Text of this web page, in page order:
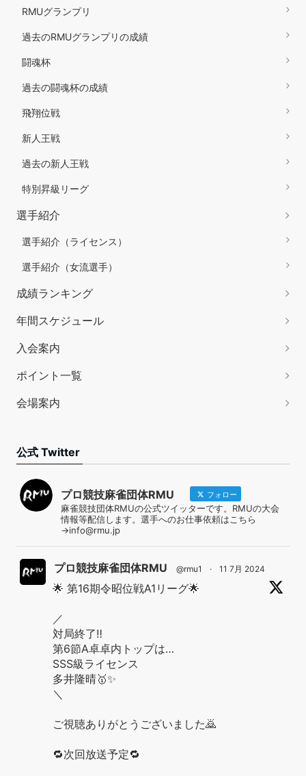
RMUグランプリ
過去のRMUグランプリの成績
闘魂杯
過去の闘魂杯の成績
飛翔位戦
新人王戦
過去の新人王戦
特別昇級リーグ
選手紹介
選手紹介（ライセンス）
選手紹介（女流選手）
成績ランキング
年間スケジュール
入会案内
ポイント一覧
会場案内
公式 Twitter
プロ競技麻雀団体RMU フォロー
麻雀競技団体RMUの公式ツイッターです。RMUの大会
情報等配信します。選手へのお仕事依頼はこちら
→info@rmu.jp
プロ競技麻雀団体RMU @rmu1 · 11 7月 2024
🌟 第16期令昭位戦A1リーグ🌟
／
対局終了‼️
第6節A卓卓内トップは…
SSS級ライセンス
多井隆晴🥇✨
＼
ご視聴ありがとうございました🙇
🔁次回放送予定🔁